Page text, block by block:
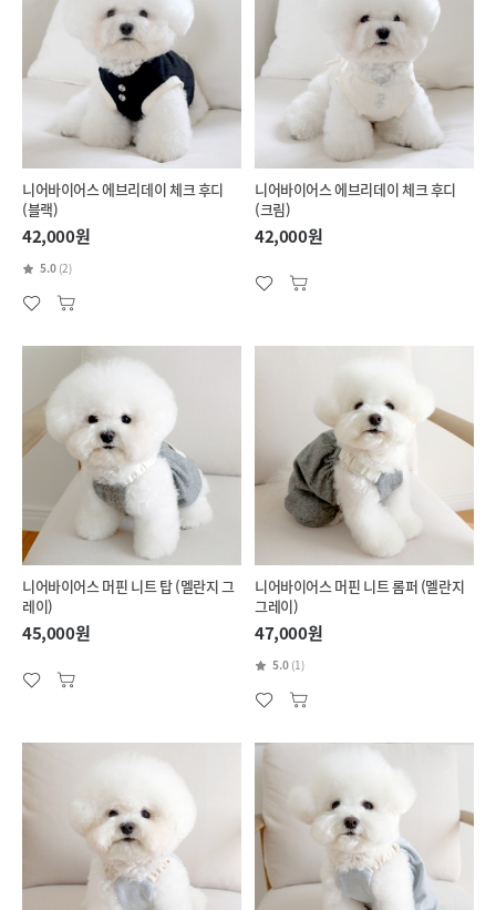
니어바이어스 에브리데이 체크 후디
(블랙)
42,000원
5.0 (2)
니어바이어스 에브리데이 체크 후디
(크림)
42,000원
니어바이어스 머핀 니트 탑 (멜란지 그
레이)
45,000원
니어바이어스 머핀 니트 롬퍼 (멜란지
그레이)
47,000원
5.0 (1)